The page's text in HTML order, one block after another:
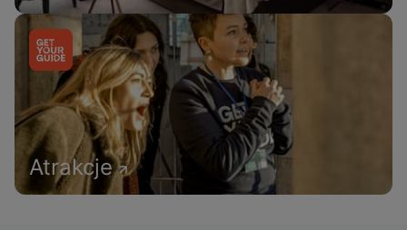
Atrakcje